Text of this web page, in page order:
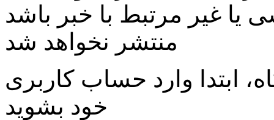
یا غیر مرتبط با خبر باشد
منتشر نخواهد شد
ابتدا وارد حساب كاربری
خود بشويد